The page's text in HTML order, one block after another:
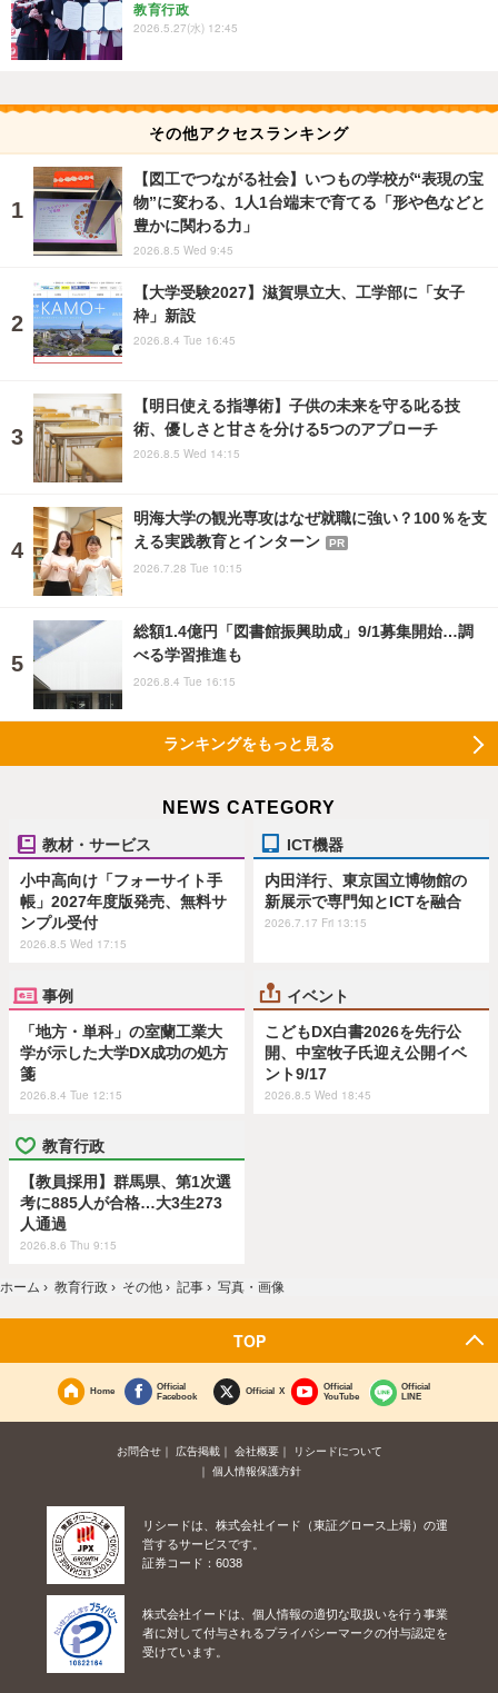
教育行政
2026.5.27(水) 12:45
その他アクセスランキング
【図工でつながる社会】いつもの学校が“表現の宝
物”に変わる、1人1台端末で育てる「形や色などと
豊かに関わる力」
2026.8.5 Wed 9:45
【大学受験2027】滋賀県立大、工学部に「女子
枠」新設
2026.8.4 Tue 16:45
【明日使える指導術】子供の未来を守る叱る技
術、優しさと甘さを分ける5つのアプローチ
2026.8.5 Wed 14:15
明海大学の観光専攻はなぜ就職に強い？100％を支
える実践教育とインターン
PR
2026.7.28 Tue 10:15
総額1.4億円「図書館振興助成」9/1募集開始…調
べる学習推進も
2026.8.4 Tue 16:15
ランキングをもっと見る
NEWS CATEGORY
教材・サービス
小中高向け「フォーサイト手
帳」2027年度版発売、無料サ
ンプル受付
2026.8.5 Wed 17:15
ICT機器
内田洋行、東京国立博物館の
新展示で専門知とICTを融合
2026.7.17 Fri 13:15
事例
「地方・単科」の室蘭工業大
学が示した大学DX成功の処方
箋
2026.8.4 Tue 12:15
イベント
こどもDX白書2026を先行公
開、中室牧子氏迎え公開イベ
ント9/17
2026.8.5 Wed 18:45
教育行政
【教員採用】群馬県、第1次選
考に885人が合格…大3生273
人通過
2026.8.6 Thu 9:15
ホーム › 教育行政 › その他 › 記事 › 写真・画像
TOP
Home
Official
Facebook
Official X
Official
YouTube
Official
LINE
お問合せ 広告掲載 会社概要
リシードについて
個人情報保護方針
リシードは、株式会社イード（東証グロース上場）の運
営するサービスです。
証券コード：6038
株式会社イードは、個人情報の適切な取扱いを行う事業
者に対して付与されるプライバシーマークの付与認定を
受けています。